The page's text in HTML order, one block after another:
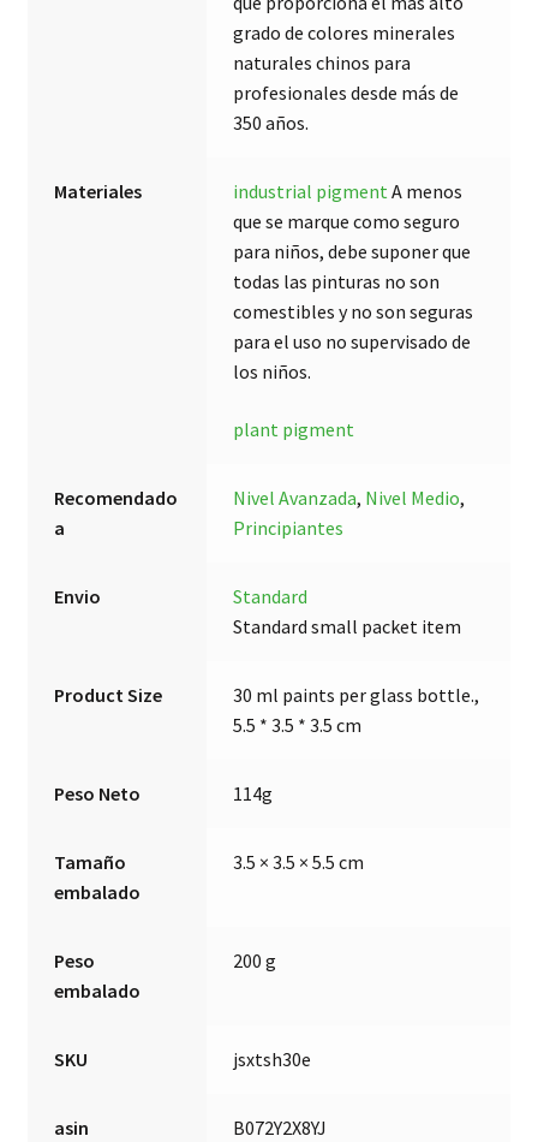
grado de colores minerales
naturales chinos para
profesionales desde más de
350 años.
Materiales industrial pigment A menos
que se marque como seguro
para niños, debe suponer que
todas las pinturas no son
comestibles y no son seguras
para el uso no supervisado de
los niños.
plant pigment
Recomendado
a
Nivel Avanzada, Nivel Medio,
Principiantes
Envio
Standard
Standard small packet item
Product Size
30 ml paints per glass bottle.,
5.5 * 3.5 * 3.5 cm
Peso Neto 114g
Tamaño
embalado
3.5 × 3.5 × 5.5 cm
Peso
embalado
200 g
SKU jsxtsh30e
asin B072Y2X8YJ